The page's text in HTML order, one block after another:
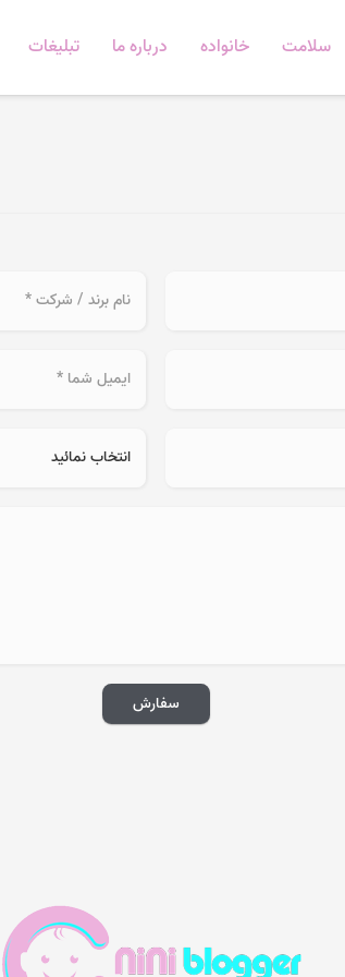
سلامت خانواده درباره ما تبلیغات
سفارش